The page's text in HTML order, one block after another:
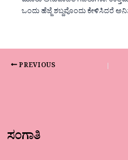
ಒಂದು ಹೆಜ್ಜೆ ಶಬ್ದವೊಂದು ಕೇಳಿಸಿದರೆ
PREVIOUS
ಸಂಗಾತಿ